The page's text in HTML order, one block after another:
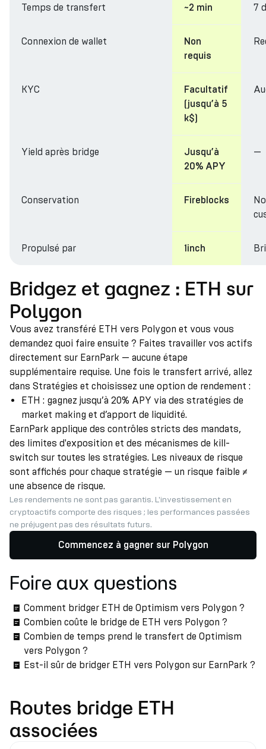
Temps de transfert ~2 min 7
Connexion de wallet
Non
requis
KYC
Facultatif
(jusqu’à 5
k$)
Yield après bridge
Jusqu’à
20% APY
—
Conservation Fireblocks
Propulsé par 1inch
Bridgez et gagnez : ETH sur
Polygon
Vous avez transféré ETH vers Polygon et vous vous
demandez quoi faire ensuite ? Faites travailler vos actifs
directement sur EarnPark — aucune étape
supplémentaire requise. Une fois le transfert arrivé, allez
dans Stratégies et choisissez une option de rendement :
ETH : gagnez jusqu’à 20% APY via des stratégies de
market making et d’apport de liquidité.
EarnPark applique des contrôles stricts des mandats,
des limites d'exposition et des mécanismes de kill-
switch sur toutes les stratégies. Les niveaux de risque
sont affichés pour chaque stratégie — un risque faible ≠
une absence de risque.
Les rendements ne sont pas garantis. L'investissement en
cryptoactifs comporte des risques ; les performances passées
ne préjugent pas des résultats futurs.
Commencez à gagner sur Polygon
Foire aux questions
Comment bridger ETH de Optimism vers Polygon ?
Combien coûte le bridge de ETH vers Polygon ?
Combien de temps prend le transfert de Optimism
vers Polygon ?
Est-il sûr de bridger ETH vers Polygon sur EarnPark ?
Routes bridge ETH
associées